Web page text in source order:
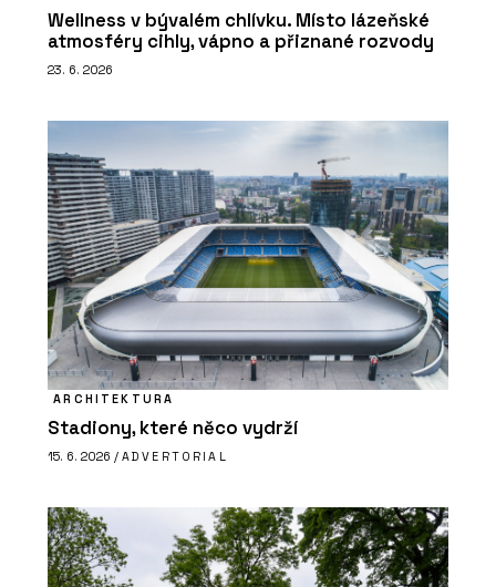
Wellness v bývalém chlívku. Místo lázeňské
atmosféry cihly, vápno a přiznané rozvody
23. 6. 2026
ARCHITEKTURA
Stadiony, které něco vydrží
15. 6. 2026 / ADVERTORIAL